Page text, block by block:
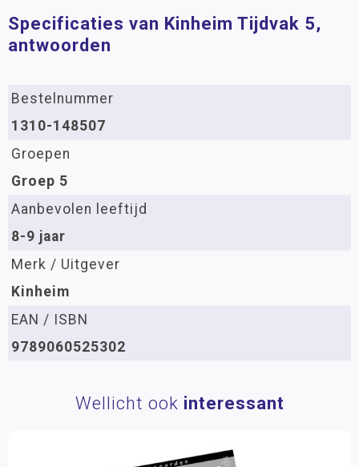
Specificaties van Kinheim Tijdvak 5,
antwoorden
Bestelnummer
1310-148507
Groepen
Groep 5
Aanbevolen leeftijd
8-9 jaar
Merk / Uitgever
Kinheim
EAN / ISBN
9789060525302
Wellicht ook interessant